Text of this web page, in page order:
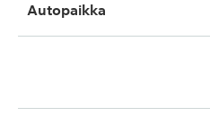
Autopaikka